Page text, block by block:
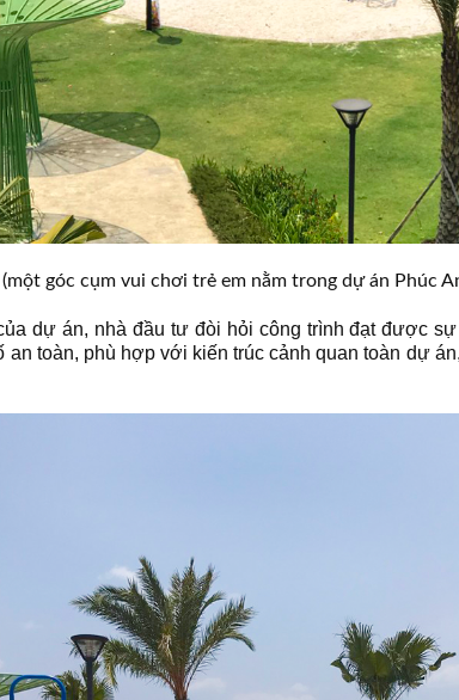
(một góc cụm vui chơi trẻ em nằm trong dự án Phúc
dự án, nhà đầu tư đòi hỏi công trình đạt được
an toàn, phù hợp với kiến trúc cảnh quan toàn dự